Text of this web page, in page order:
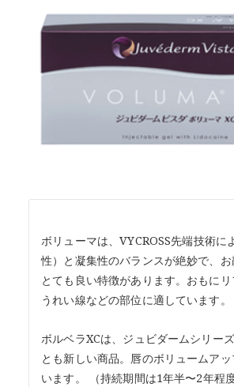
ボリューマは、VYCROSS先端技術に
性）と凝集性のバランスが絶妙で、
とても良い特徴があります。おもに
うれい線などの部位に適しています。
ボルベラXCは、ジュビダームシリー
とも新しい商品。唇のボリュームア
います。 （持続期間は1年半〜2年程度